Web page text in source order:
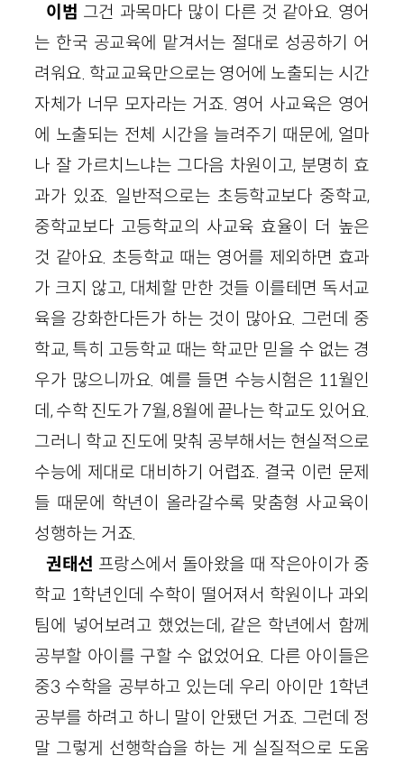
이범 그건 과목마다 많이 다른 것 같아요. 영어
는 한국 공교육에 맡겨서는 절대로 성공하기 어
려워요. 학교교육만으로는 영어에 노출되는 시간
자체가 너무 모자라는 거죠. 영어 사교육은 영어
에 노출되는 전체 시간을 늘려주기 때문에, 얼마
나 잘 가르치느냐는 그다음 차원이고, 분명히 효
과가 있죠. 일반적으로는 초등학교보다 중학교,
중학교보다 고등학교의 사교육 효율이 더 높은
것 같아요. 초등학교 때는 영어를 제외하면 효과
가 크지 않고, 대체할 만한 것들 이를테면 독서교
육을 강화한다든가 하는 것이 많아요. 그런데 중
학교, 특히 고등학교 때는 학교만 믿을 수 없는 경
우가 많으니까요. 예를 들면 수능시험은 11월인
데, 수학 진도가 7월, 8월에 끝나는 학교도 있어요.
그러니 학교 진도에 맞춰 공부해서는 현실적으로
수능에 제대로 대비하기 어렵죠. 결국 이런 문제
들 때문에 학년이 올라갈수록 맞춤형 사교육이
성행하는 거죠.
권태선 프랑스에서 돌아왔을 때 작은아이가 중
학교 1학년인데 수학이 떨어져서 학원이나 과외
팀에 넣어보려고 했었는데, 같은 학년에서 함께
공부할 아이를 구할 수 없었어요. 다른 아이들은
중3 수학을 공부하고 있는데 우리 아이만 1학년
공부를 하려고 하니 말이 안됐던 거죠. 그런데 정
말 그렇게 선행학습을 하는 게 실질적으로 도움